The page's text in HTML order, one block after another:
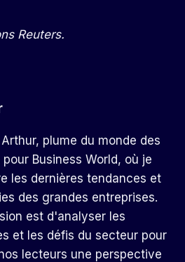
Reuters.
plume du monde des
Business World, où je
les dernières tendances et
des grandes entreprises.
est d'analyser les
et les défis du secteur pour
lecteurs une perspective